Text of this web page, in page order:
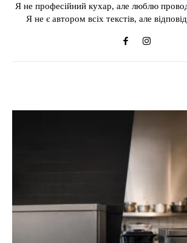
Я не професійний кухар, але люблю
Я не є автором всіх текстів, але